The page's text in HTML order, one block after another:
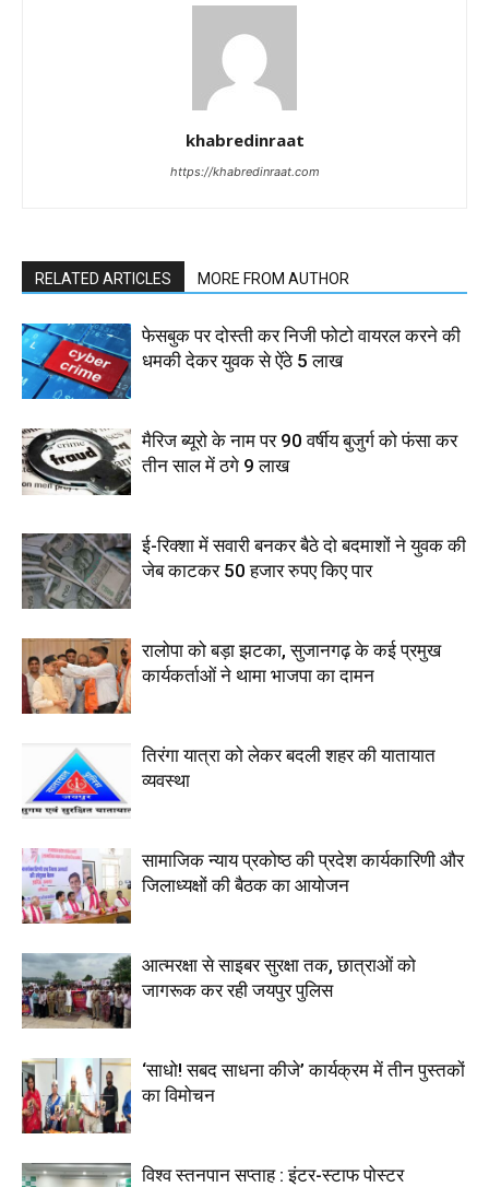
khabredinraat
https://khabredinraat.com
RELATED ARTICLES MORE FROM AUTHOR
फेसबुक पर दोस्ती कर निजी फोटो वायरल करने की
धमकी देकर युवक से ऐंठे 5 लाख
मैरिज ब्यूरो के नाम पर 90 वर्षीय बुजुर्ग को फंसा कर
तीन साल में ठगे 9 लाख
ई-रिक्शा में सवारी बनकर बैठे दो बदमाशों ने युवक की
जेब काटकर 50 हजार रुपए किए पार
रालोपा को बड़ा झटका, सुजानगढ़ के कई प्रमुख
कार्यकर्ताओं ने थामा भाजपा का दामन
तिरंगा यात्रा को लेकर बदली शहर की यातायात
व्यवस्था
सामाजिक न्याय प्रकोष्ठ की प्रदेश कार्यकारिणी और
जिलाध्यक्षों की बैठक का आयोजन
आत्मरक्षा से साइबर सुरक्षा तक, छात्राओं को
जागरूक कर रही जयपुर पुलिस
‘साधो! सबद साधना कीजे’ कार्यक्रम में तीन पुस्तकों
का विमोचन
विश्व स्तनपान सप्ताह : इंटर-स्टाफ पोस्टर